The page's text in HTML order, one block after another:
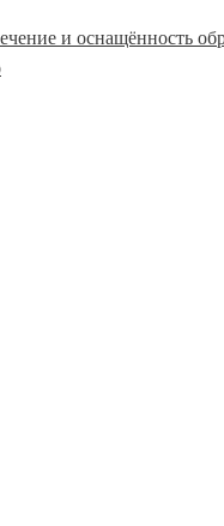
и оснащённость